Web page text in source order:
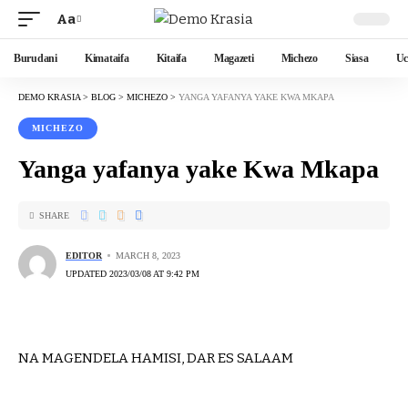
Aa
Burudani Kimataifa Kitaifa Magazeti Michezo Siasa
DEMO KRASIA > BLOG > MICHEZO > YANGA YAFANYA YAKE KWA MKAPA
MICHEZO
Yanga yafanya yake Kwa Mkapa
EDITOR
MARCH 8, 2023
UPDATED 2023/03/08 AT 9:42 PM
SHARE
NA MAGENDELA HAMISI, DAR ES SALAAM